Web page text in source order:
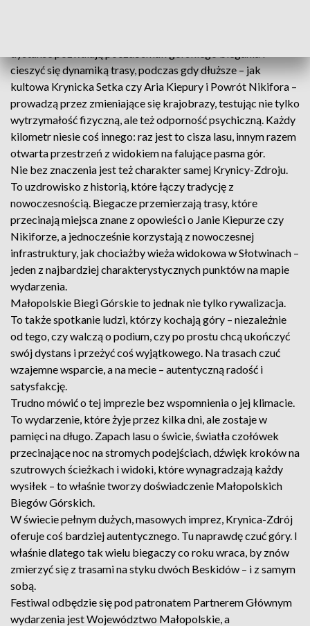
cieszyć się dynamiką trasy, podczas gdy dłuższe – jak
kultowa Krynicka Setka czy Aria Kiepury i Powrót Nikifora –
prowadzą przez zmieniające się krajobrazy, testując nie tylko
wytrzymałość fizyczną, ale też odporność psychiczną. Każdy
kilometr niesie coś innego: raz jest to cisza lasu, innym razem
otwarta przestrzeń z widokiem na falujące pasma gór.
Nie bez znaczenia jest też charakter samej Krynicy-Zdroju.
To uzdrowisko z historią, które łączy tradycję z
nowoczesnością. Biegacze przemierzają trasy, które
przecinają miejsca znane z opowieści o Janie Kiepurze czy
Nikiforze, a jednocześnie korzystają z nowoczesnej
infrastruktury, jak chociażby wieża widokowa w Słotwinach –
jeden z najbardziej charakterystycznych punktów na mapie
wydarzenia.
Małopolskie Biegi Górskie to jednak nie tylko rywalizacja.
To także spotkanie ludzi, którzy kochają góry – niezależnie
od tego, czy walczą o podium, czy po prostu chcą ukończyć
swój dystans i przeżyć coś wyjątkowego. Na trasach czuć
wzajemne wsparcie, a na mecie – autentyczną radość i
satysfakcję.
Trudno mówić o tej imprezie bez wspomnienia o jej klimacie.
To wydarzenie, które żyje przez kilka dni, ale zostaje w
pamięci na długo. Zapach lasu o świcie, światła czołówek
przecinające noc na stromych podejściach, dźwięk kroków na
szutrowych ścieżkach i widoki, które wynagradzają każdy
wysiłek – to właśnie tworzy doświadczenie Małopolskich
Biegów Górskich.
W świecie pełnym dużych, masowych imprez, Krynica-Zdrój
oferuje coś bardziej autentycznego. Tu naprawdę czuć góry. I
właśnie dlatego tak wielu biegaczy co roku wraca, by znów
zmierzyć się z trasami na styku dwóch Beskidów – i z samym
sobą.
Festiwal odbędzie się pod patronatem Partnerem Głównym
wydarzenia jest Województwo Małopolskie, a